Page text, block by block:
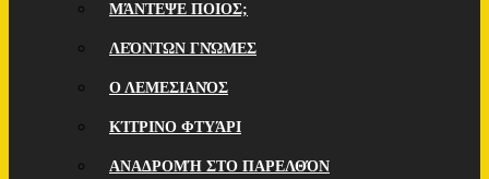
ΜΆΝΤΕΨΕ ΠΟΙOΣ;
ΛΕΌΝΤΩΝ ΓΝΏΜΕΣ
Ο ΛΕΜΕΣΙΑΝΌΣ
ΚΊΤΡΙΝΟ ΦΤΥΆΡΙ
ΑΝΑΔΡΟΜΉ ΣΤΟ ΠΑΡΕΛΘΌΝ